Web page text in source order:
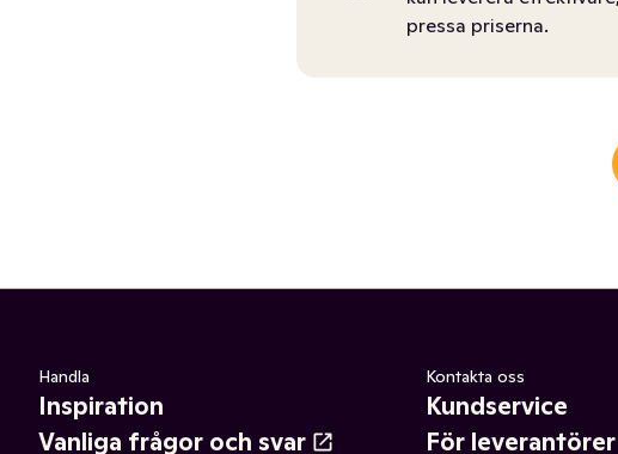
pressa priserna.
Handla
Inspiration
Vanliga frågor och svar
Kontakta oss
Kundservice
För leverantörer